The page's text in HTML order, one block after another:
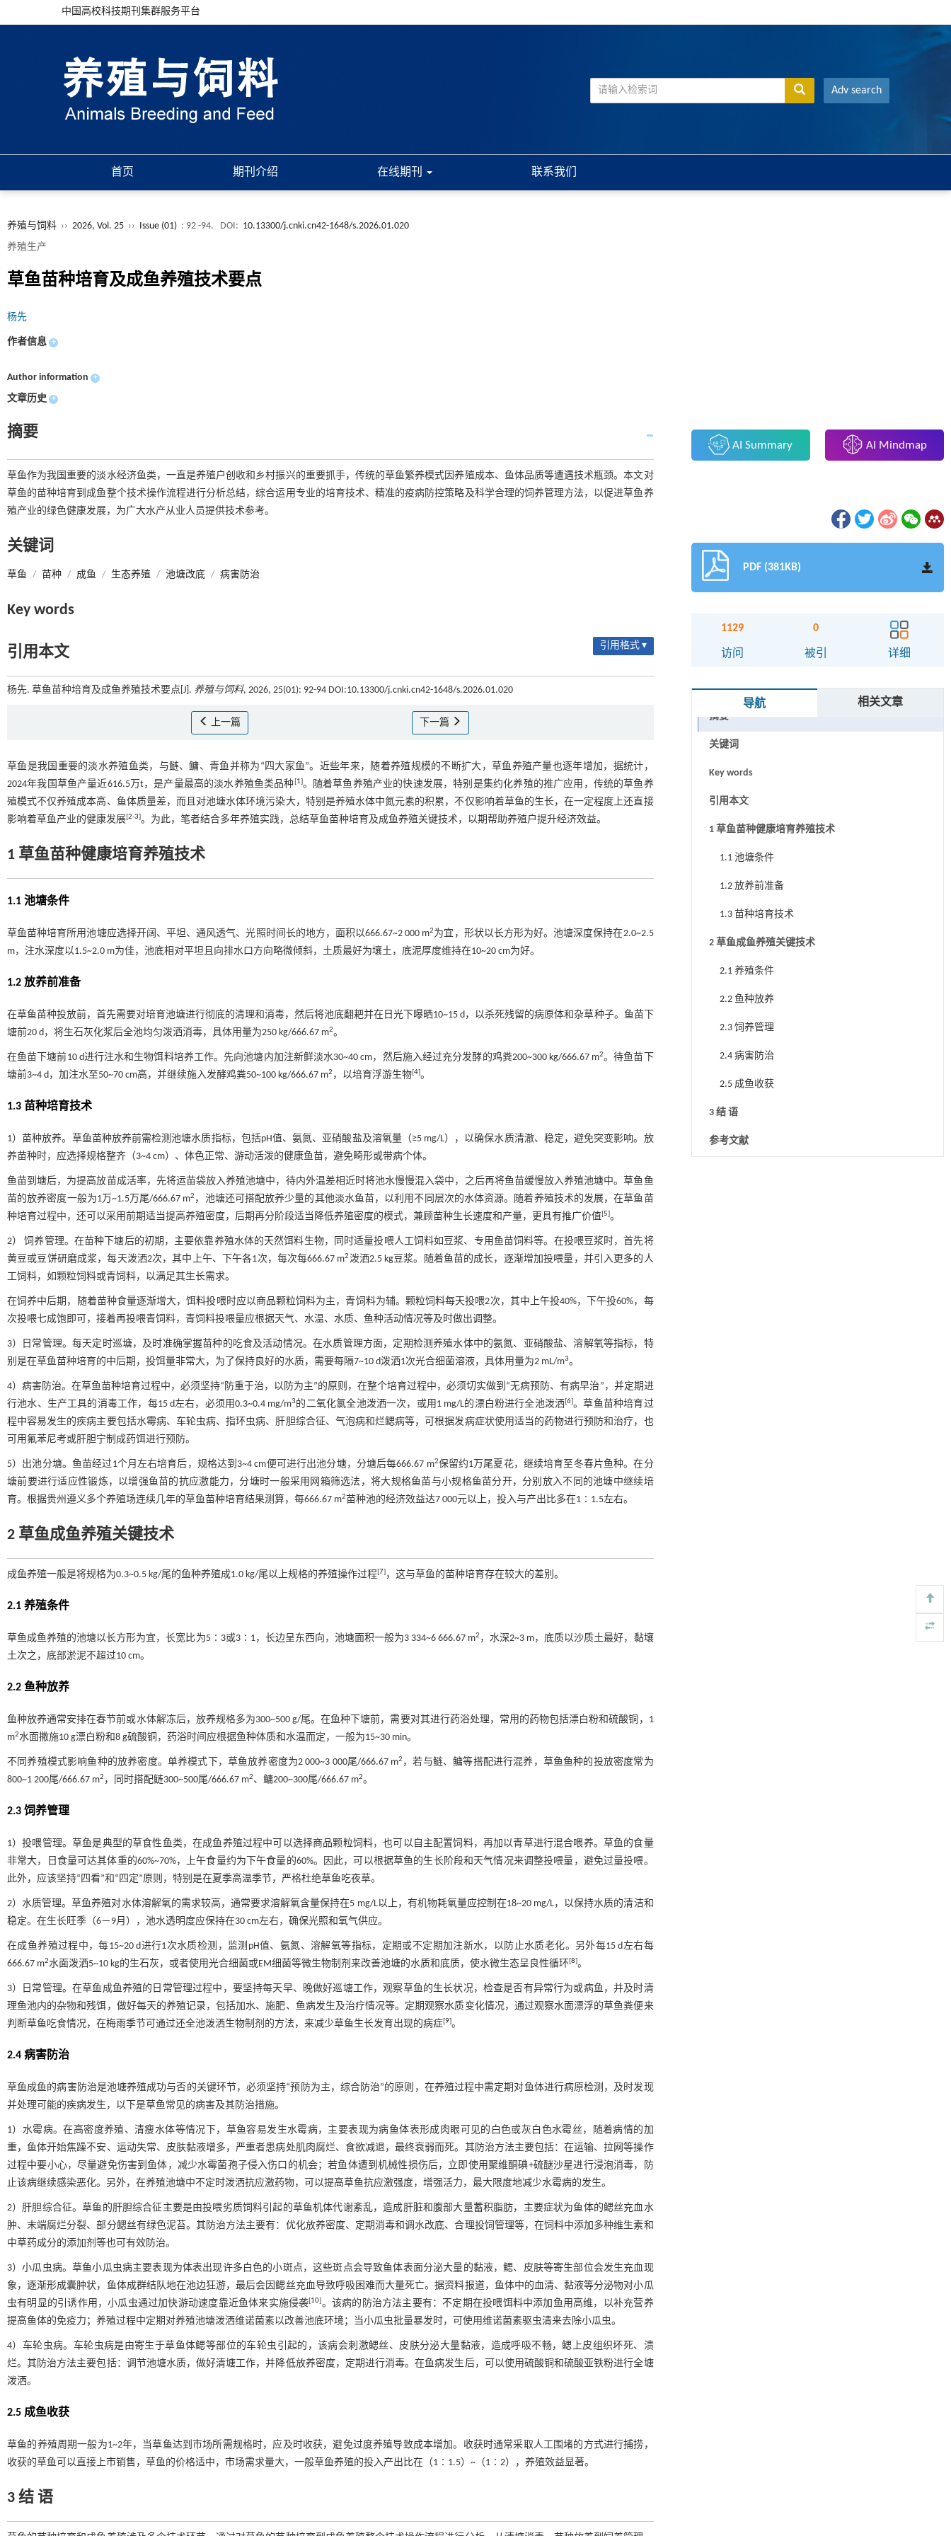
中国高校科技期刊集群服务平台
Adv search
首页 期刊介绍 在线期刊 联系我们
养殖与饲料 ›› 2026, Vol. 25 ›› Issue (01) : 92 -94. DOI: 10.13300/j.cnki.cn42-1648/s.2026.01.020
养殖生产
草鱼苗种培育及成鱼养殖技术要点
杨先
作者信息 +
Author information +
文章历史 +
摘要
草鱼作为我国重要的淡水经济鱼类，一直是养殖户创收和乡村振兴的重要抓手，传统的草鱼繁养模式因养殖成本、鱼体品质等遭遇技术瓶颈。本文对
草鱼的苗种培育到成鱼整个技术操作流程进行分析总结，综合运用专业的培育技术、精准的疫病防控策略及科学合理的饲养管理方法，以促进草鱼养
殖产业的绿色健康发展，为广大水产从业人员提供技术参考。
关键词
草鱼 / 苗种 / 成鱼 / 生态养殖 / 池塘改底 / 病害防治
Key words
引用本文 引用格式 ▾
杨先. 草鱼苗种培育及成鱼养殖技术要点[J]. 养殖与饲料, 2026, 25(01): 92-94 DOI:10.13300/j.cnki.cn42-1648/s.2026.01.020
上一篇 下一篇
草鱼是我国重要的淡水养殖鱼类，与鲢、鳙、青鱼并称为“四大家鱼”。近些年来，随着养殖规模的不断扩大，草鱼养殖产量也逐年增加，据统计，
2024年我国草鱼产量近616.5万t，是产量最高的淡水养殖鱼类品种[1]。随着草鱼养殖产业的快速发展，特别是集约化养殖的推广应用，传统的草鱼养
殖模式不仅养殖成本高、鱼体质量差，而且对池塘水体环境污染大，特别是养殖水体中氮元素的积累，不仅影响着草鱼的生长，在一定程度上还直接
影响着草鱼产业的健康发展[2-3]。为此，笔者结合多年养殖实践，总结草鱼苗种培育及成鱼养殖关键技术，以期帮助养殖户提升经济效益。
1 草鱼苗种健康培育养殖技术
1.1 池塘条件
草鱼苗种培育所用池塘应选择开阔、平坦、通风透气、光照时间长的地方，面积以666.67~2 000 m2为宜，形状以长方形为好。池塘深度保持在2.0~2.5
m，注水深度以1.5~2.0 m为佳，池底相对平坦且向排水口方向略微倾斜，土质最好为壤土，底泥厚度维持在10~20 cm为好。
1.2 放养前准备
在草鱼苗种投放前，首先需要对培育池塘进行彻底的清理和消毒，然后将池底翻耙并在日光下曝晒10~15 d，以杀死残留的病原体和杂草种子。鱼苗下
塘前20 d，将生石灰化浆后全池均匀泼洒消毒，具体用量为250 kg/666.67 m2。
在鱼苗下塘前10 d进行注水和生物饵料培养工作。先向池塘内加注新鲜淡水30~40 cm，然后施入经过充分发酵的鸡粪200~300 kg/666.67 m2。待鱼苗下
塘前3~4 d，加注水至50~70 cm高，并继续施入发酵鸡粪50~100 kg/666.67 m2 ，以培育浮游生物[4]。
1.3 苗种培育技术
1）苗种放养。草鱼苗种放养前需检测池塘水质指标，包括pH值、氨氮、亚硝酸盐及溶氧量（≥5 mg/L），以确保水质清澈、稳定，避免突变影响。放
养苗种时，应选择规格整齐（3~4 cm）、体色正常、游动活泼的健康鱼苗，避免畸形或带病个体。
鱼苗到塘后，为提高放苗成活率，先将运苗袋放入养殖池塘中，待内外温差相近时将池水慢慢混入袋中，之后再将鱼苗缓慢放入养殖池塘中。草鱼鱼
苗的放养密度一般为1万~1.5万尾/666.67 m2 ，池塘还可搭配放养少量的其他淡水鱼苗，以利用不同层次的水体资源。随着养殖技术的发展，在草鱼苗
种培育过程中，还可以采用前期适当提高养殖密度，后期再分阶段适当降低养殖密度的模式，兼顾苗种生长速度和产量，更具有推广价值[5]。
2） 饲养管理。在苗种下塘后的初期，主要依靠养殖水体的天然饵料生物，同时适量投喂人工饲料如豆浆、专用鱼苗饲料等。在投喂豆浆时，首先将
黄豆或豆饼研磨成浆，每天泼洒2次，其中上午、下午各1次，每次每666.67 m2泼洒2.5 kg豆浆。随着鱼苗的成长，逐渐增加投喂量，并引入更多的人
工饲料，如颗粒饲料或青饲料，以满足其生长需求。
在饲养中后期，随着苗种食量逐渐增大，饵料投喂时应以商品颗粒饲料为主，青饲料为辅。颗粒饲料每天投喂2次，其中上午投40%，下午投60%，每
次投喂七成饱即可，接着再投喂青饲料，青饲料投喂量应根据天气、水温、水质、鱼种活动情况等及时做出调整。
3）日常管理。每天定时巡塘，及时准确掌握苗种的吃食及活动情况。在水质管理方面，定期检测养殖水体中的氨氮、亚硝酸盐、溶解氧等指标，特
别是在草鱼苗种培育的中后期，投饵量非常大，为了保持良好的水质，需要每隔7~10 d泼洒1次光合细菌溶液，具体用量为2 mL/m3。
4）病害防治。在草鱼苗种培育过程中，必须坚持“防重于治，以防为主”的原则，在整个培育过程中，必须切实做到“无病预防、有病早治”，并定期进
行池水、生产工具的消毒工作，每15 d左右，必须用0.3~0.4 mg/m3 的二氧化氯全池泼洒一次，或用1 mg/L的漂白粉进行全池泼洒[6]。草鱼苗种培育过
程中容易发生的疾病主要包括水霉病、车轮虫病、指环虫病、肝胆综合征、气泡病和烂鳃病等，可根据发病症状使用适当的药物进行预防和治疗，也
可用氟苯尼考或肝胆宁制成药饵进行预防。
5）出池分塘。鱼苗经过1个月左右培育后，规格达到3~4 cm便可进行出池分塘，分塘后每666.67 m2保留约1万尾夏花，继续培育至冬春片鱼种。在分
塘前要进行适应性锻炼，以增强鱼苗的抗应激能力，分塘时一般采用网箱筛选法，将大规格鱼苗与小规格鱼苗分开，分别放入不同的池塘中继续培
育。根据贵州遵义多个养殖场连续几年的草鱼苗种培育结果测算，每666.67 m2 苗种池的经济效益达7 000元以上，投入与产出比多在1∶1.5左右。
2 草鱼成鱼养殖关键技术
成鱼养殖一般是将规格为0.3~0.5 kg/尾的鱼种养殖成1.0 kg/尾以上规格的养殖操作过程[7] ，这与草鱼的苗种培育存在较大的差别。
2.1 养殖条件
草鱼成鱼养殖的池塘以长方形为宜，长宽比为5∶3或3∶1，长边呈东西向，池塘面积一般为3 334~6 666.67 m2 ，水深2~3 m，底质以沙质土最好，黏壤
土次之，底部淤泥不超过10 cm。
2.2 鱼种放养
鱼种放养通常安排在春节前或水体解冻后，放养规格多为300~500 g/尾。在鱼种下塘前，需要对其进行药浴处理，常用的药物包括漂白粉和硫酸铜，1
m2水面撒施10 g漂白粉和8 g硫酸铜，药浴时间应根据鱼种体质和水温而定，一般为15~30 min。
不同养殖模式影响鱼种的放养密度。单养模式下，草鱼放养密度为2 000~3 000尾/666.67 m2 ，若与鲢、鳙等搭配进行混养，草鱼鱼种的投放密度常为
800~1 200尾/666.67 m2 ，同时搭配鲢300~500尾/666.67 m2、鳙200~300尾/666.67 m2。
2.3 饲养管理
1）投喂管理。草鱼是典型的草食性鱼类，在成鱼养殖过程中可以选择商品颗粒饲料，也可以自主配置饲料，再加以青草进行混合喂养。草鱼的食量
非常大，日食量可达其体重的60%~70%，上午食量约为下午食量的60%。因此，可以根据草鱼的生长阶段和天气情况来调整投喂量，避免过量投喂。
此外，应该坚持“四看”和“四定”原则，特别是在夏季高温季节，严格杜绝草鱼吃夜草。
2）水质管理。草鱼养殖对水体溶解氧的需求较高，通常要求溶解氧含量保持在5 mg/L以上，有机物耗氧量应控制在18~20 mg/L，以保持水质的清洁和
稳定。在生长旺季（6－9月），池水透明度应保持在30 cm左右，确保光照和氧气供应。
在成鱼养殖过程中，每15~20 d进行1次水质检测，监测pH值、氨氮、溶解氧等指标，定期或不定期加注新水，以防止水质老化。另外每15 d左右每
666.67 m2水面泼洒5~10 kg的生石灰，或者使用光合细菌或EM细菌等微生物制剂来改善池塘的水质和底质，使水微生态呈良性循环[8]。
3）日常管理。在草鱼成鱼养殖的日常管理过程中，要坚持每天早、晚做好巡塘工作，观察草鱼的生长状况，检查是否有异常行为或病鱼，并及时清
理鱼池内的杂物和残饵，做好每天的养殖记录，包括加水、施肥、鱼病发生及治疗情况等。定期观察水质变化情况，通过观察水面漂浮的草鱼粪便来
判断草鱼吃食情况，在梅雨季节可通过还全池泼洒生物制剂的方法，来减少草鱼生长发育出现的病症[9]。
2.4 病害防治
草鱼成鱼的病害防治是池塘养殖成功与否的关键环节，必须坚持“预防为主，综合防治”的原则，在养殖过程中需定期对鱼体进行病原检测，及时发现
并处理可能的疾病发生，以下是草鱼常见的病害及其防治措施。
1）水霉病。在高密度养殖、清瘦水体等情况下，草鱼容易发生水霉病，主要表现为病鱼体表形成肉眼可见的白色或灰白色水霉丝，随着病情的加
重，鱼体开始焦躁不安、运动失常、皮肤黏液增多，严重者患病处肌肉腐烂、食欲减退，最终衰弱而死。其防治方法主要包括：在运输、拉网等操作
过程中要小心，尽量避免伤害到鱼体，减少水霉菌孢子侵入伤口的机会；若鱼体遭到机械性损伤后，立即使用聚维酮碘+硫醚沙星进行浸泡消毒，防
止该病继续感染恶化。另外，在养殖池塘中不定时泼洒抗应激药物，可以提高草鱼抗应激强度，增强活力，最大限度地减少水霉病的发生。
2）肝胆综合征。草鱼的肝胆综合征主要是由投喂劣质饲料引起的草鱼机体代谢紊乱，造成肝脏和腹部大量蓄积脂肪，主要症状为鱼体的鳃丝充血水
肿、末端腐烂分裂、部分鳃丝有绿色泥苔。其防治方法主要有：优化放养密度、定期消毒和调水改底、合理投饲管理等，在饲料中添加多种维生素和
中草药成分的添加剂等也可有效防治。
3）小瓜虫病。草鱼小瓜虫病主要表现为体表出现许多白色的小斑点，这些斑点会导致鱼体表面分泌大量的黏液，鳃、皮肤等寄生部位会发生充血现
象，逐渐形成囊肿状，鱼体成群结队地在池边狂游，最后会因鳃丝充血导致呼吸困难而大量死亡。据资料报道，鱼体中的血清、黏液等分泌物对小瓜
虫有明显的引诱作用，小瓜虫通过加快游动速度靠近鱼体来实施侵袭[10]。该病的防治方法主要有：不定期在投喂饵料中添加鱼用高维，以补充营养
提高鱼体的免疫力；养殖过程中定期对养殖池塘泼洒维诺菌素以改善池底环境；当小瓜虫批量暴发时，可使用维诺菌素驱虫清来去除小瓜虫。
4）车轮虫病。车轮虫病是由寄生于草鱼体鳃等部位的车轮虫引起的，该病会刺激鳃丝、皮肤分泌大量黏液，造成呼吸不畅，鳃上皮组织坏死、溃
烂。其防治方法主要包括：调节池塘水质，做好清塘工作，并降低放养密度，定期进行消毒。在鱼病发生后，可以使用硫酸铜和硫酸亚铁粉进行全塘
泼洒。
2.5 成鱼收获
草鱼的养殖周期一般为1~2年，当草鱼达到市场所需规格时，应及时收获，避免过度养殖导致成本增加。收获时通常采取人工围堵的方式进行捕捞，
收获的草鱼可以直接上市销售，草鱼的价格适中，市场需求量大，一般草鱼养殖的投入产出比在（1∶1.5）~（1∶2），养殖效益显著。
3 结 语
AI Summary AI Mindmap
PDF (381KB)
1129
访问
0
被引 详细
导航 相关文章
摘要
关键词
Key words
引用本文
1 草鱼苗种健康培育养殖技术
1.1 池塘条件
1.2 放养前准备
1.3 苗种培育技术
2 草鱼成鱼养殖关键技术
2.1 养殖条件
2.2 鱼种放养
2.3 饲养管理
2.4 病害防治
2.5 成鱼收获
3 结 语
参考文献